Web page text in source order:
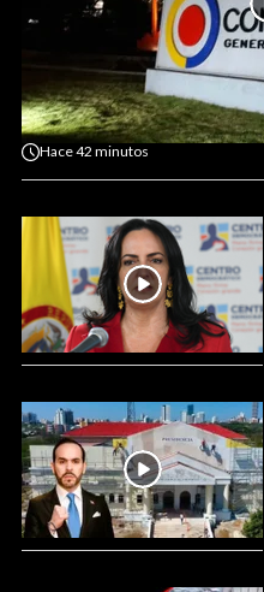
Hace42 minutos